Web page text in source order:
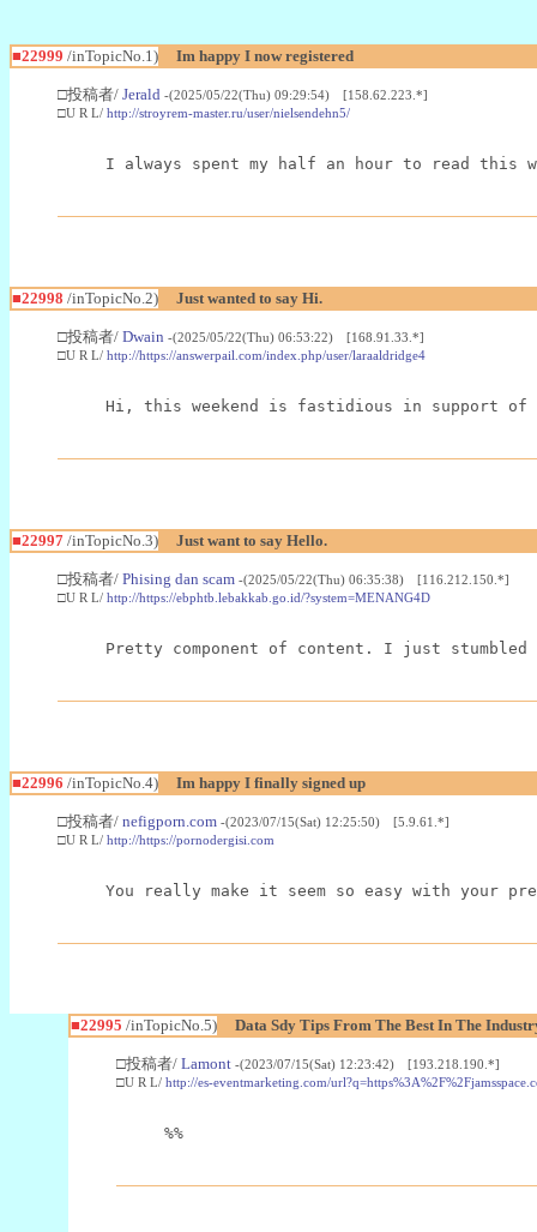
■22999 /inTopicNo.1) Im happy I now registered
□投稿者/ Jerald -(2025/05/22(Thu) 09:29:54) [158.62.223.*]
□U R L/ http://stroyrem-master.ru/user/nielsendehn5/
I always spent my half an hour to read
■22998 /inTopicNo.2) Just wanted to say Hi.
□投稿者/ Dwain -(2025/05/22(Thu) 06:53:22) [168.91.33.*]
□U R L/ http://https://answerpail.com/index.php/user/laraaldridge4
Hi, this weekend is fastidious in support of
■22997 /inTopicNo.3) Just want to say Hello.
□投稿者/ Phising dan scam -(2025/05/22(Thu) 06:35:38) [116.212.150.*]
□U R L/ http://https://ebphtb.lebakkab.go.id/?system=MENANG4D
Pretty component of content. I just
■22996 /inTopicNo.4) Im happy I finally signed up
□投稿者/ nefigporn.com -(2023/07/15(Sat) 12:25:50) [5.9.61.*]
□U R L/ http://https://pornodergisi.com
You really make it seem so easy with your
■22995 /inTopicNo.5) Data Sdy Tips From The Best In The
□投稿者/ Lamont -(2023/07/15(Sat) 12:23:42) [193.218.190.*]
□U R L/ http://es-eventmarketing.com/
%%